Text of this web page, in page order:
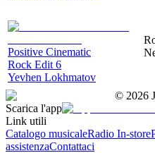
Positive Cinematic
Rock Edit 6
Yevhen Lokhmatov
© 2026
Scarica l'app
Link utili
Catalogo musicaleRadio In-store
assistenzaContattaci